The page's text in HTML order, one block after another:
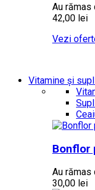
Au rămas
42,00 lei
Vezi
Vitamine și
Bonflor
Au rămas
30,00 lei